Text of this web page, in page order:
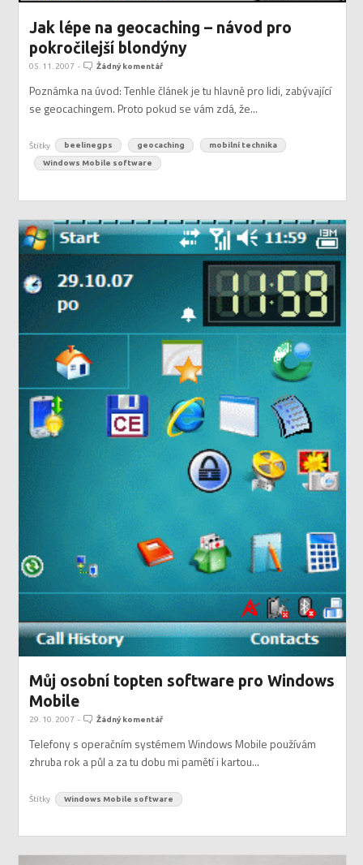
Jak lépe na geocaching – návod pro
pokročilejší blondýny
05. 11. 2007- Žádný komentář
Poznámka na úvod: Tenhle článek je tu hlavně pro lidi, zabývající
se geocachingem. Proto pokud se vám zdá, že...
Štítky beelinegps geocaching
mobilní technika
Windows Mobile software
Můj osobní topten software pro Windows
Mobile
29. 10. 2007- Žádný komentář
Telefony s operačním systémem Windows Mobile používám
zhruba rok a půl a za tu dobu mi pamětí i kartou...
Štítky Windows Mobile software